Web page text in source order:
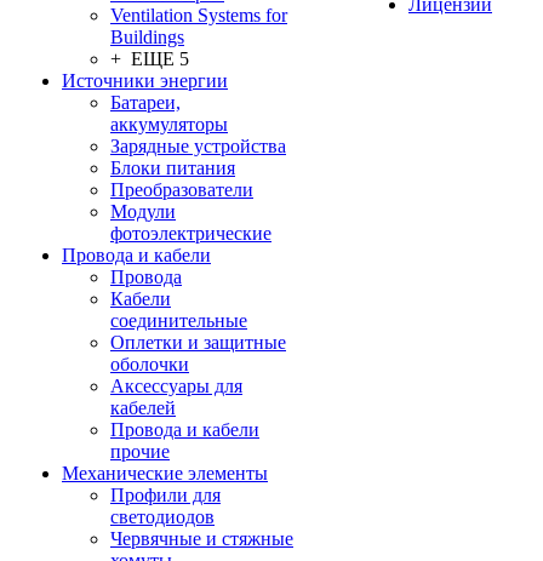
Ventilation Systems for
Buildings
+ ЕЩЕ 5
Источники энергии
Батареи,
аккумуляторы
Зарядные устройства
Блоки питания
Преобразователи
Модули
фотоэлектрические
Провода и кабели
Провода
Кабели
соединительные
Оплетки и защитные
оболочки
Аксессуары для
кабелей
Провода и кабели
прочие
Механические элементы
Профили для
светодиодов
Червячные и стяжные
Лицензии